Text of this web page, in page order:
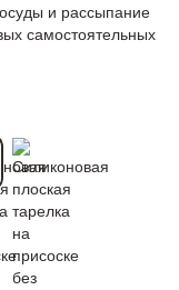
и рассыпание
самостоятельных